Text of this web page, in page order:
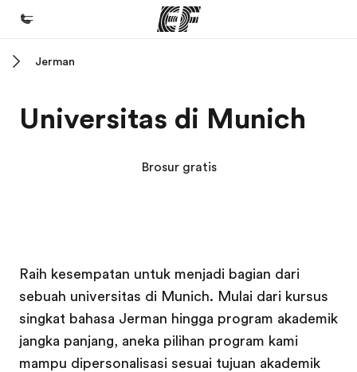
Daftar program
Cerita kami
Karir
Bergabung dengan tim kami
Jerman
Universitas di Munich
Brosur gratis
Raih kesempatan untuk menjadi bagian dari
sebuah universitas di Munich. Mulai dari kursus
singkat bahasa Jerman hingga program akademik
jangka panjang, aneka pilihan program kami
mampu dipersonalisasi sesuai tujuan akademik